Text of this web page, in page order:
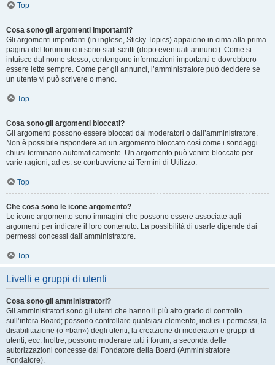
Top
Cosa sono gli argomenti importanti?
Gli argomenti importanti (in inglese, Sticky Topics) appaiono in cima alla prima
pagina del forum in cui sono stati scritti (dopo eventuali annunci). Come si
intuisce dal nome stesso, contengono informazioni importanti e dovrebbero
essere lette sempre. Come per gli annunci, l’amministratore può decidere se
un utente vi può scrivere o meno.
Top
Cosa sono gli argomenti bloccati?
Gli argomenti possono essere bloccati dai moderatori o dall’amministratore.
Non è possibile rispondere ad un argomento bloccato così come i sondaggi
chiusi terminano automaticamente. Un argomento può venire bloccato per
varie ragioni, ad es. se contravviene ai Termini di Utilizzo.
Top
Che cosa sono le icone argomento?
Le icone argomento sono immagini che possono essere associate agli
argomenti per indicare il loro contenuto. La possibilità di usarle dipende dai
permessi concessi dall’amministratore.
Top
Livelli e gruppi di utenti
Cosa sono gli amministratori?
Gli amministratori sono gli utenti che hanno il più alto grado di controllo
sull’intera Board; possono controllare qualsiasi elemento, inclusi i permessi, la
disabilitazione (o «ban») degli utenti, la creazione di moderatori e gruppi di
utenti, ecc. Inoltre, possono moderare tutti i forum, a seconda delle
autorizzazioni concesse dal Fondatore della Board (Amministratore
Fondatore).